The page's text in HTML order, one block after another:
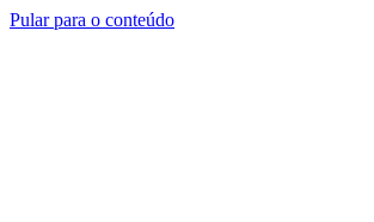
Pular para o conteúdo